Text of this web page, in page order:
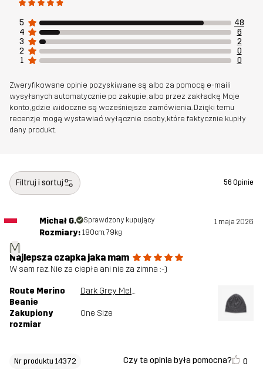
5
48
4
6
3
2
2
0
1
0
Zweryfikowane opinie pozyskiwane są albo za pomocą e-maili
wysyłanych automatycznie po zakupie, albo przez zakładkę Moje
konto, gdzie widoczne są wcześniejsze zamówienia. Dzięki temu
recenzje mogą wystawiać wyłącznie osoby, które faktycznie kupiły
dany produkt.
Filtruj i sortuj 56 Opinie
M
Michał G. Sprawdzony kupujący 1 maja 2026
Rozmiary: 180cm, 79kg
Najlepsza czapka jaka mam
W sam raz. Nie za ciepła ani nie za zimna :⁠-⁠)
Route Merino
Beanie
Dark Grey Melange
Zakupiony
rozmiar
One Size
Nr produktu 14372 Czy ta opinia była pomocna? 0